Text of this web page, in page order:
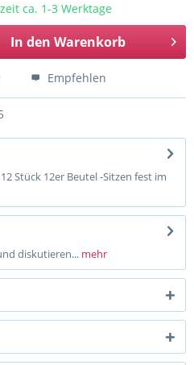
ca. 1-3 Werktage
In den Warenkorb
Empfehlen
Stück 12er Beutel -Sitzen fest im
diskutieren... mehr